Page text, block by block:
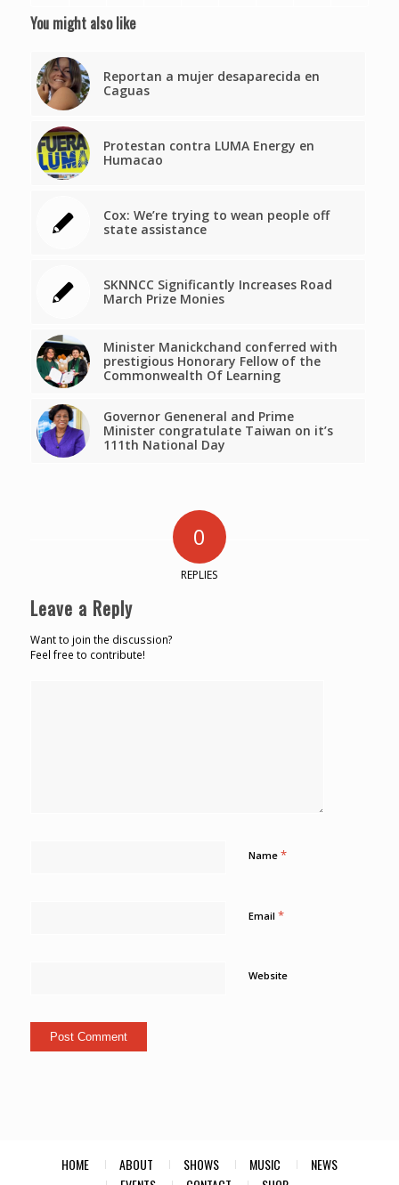
You might also like
Reportan a mujer desaparecida en
Caguas
Protestan contra LUMA Energy en
Humacao
Cox: We’re trying to wean people off
state assistance
SKNNCC Significantly Increases Road
March Prize Monies
Minister Manickchand conferred with
prestigious Honorary Fellow of the
Commonwealth Of Learning
Governor Geneneral and Prime
Minister congratulate Taiwan on it’s
111th National Day
0
REPLIES
Leave a Reply
Want to join the discussion?
Feel free to contribute!
Name *
Email *
Website
HOME ABOUT SHOWS MUSIC
NEWS